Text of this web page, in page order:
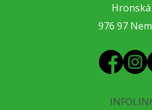
Hronská
976 97